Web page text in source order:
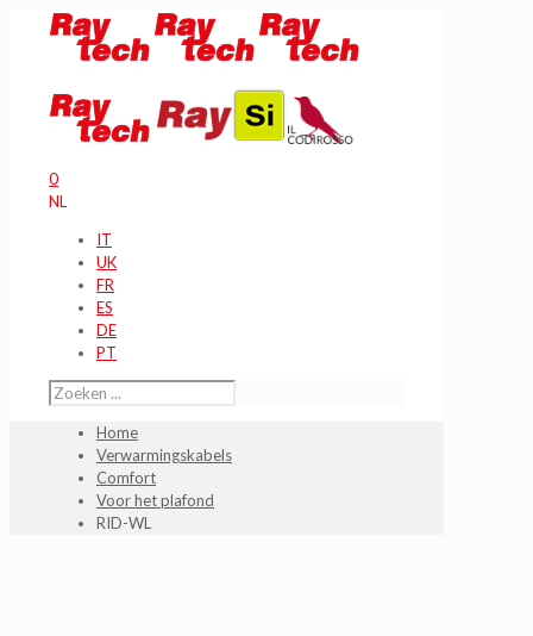
0
NL
IT
UK
FR
ES
DE
PT
Home
Verwarmingskabels
Comfort
Voor het plafond
RID-WL